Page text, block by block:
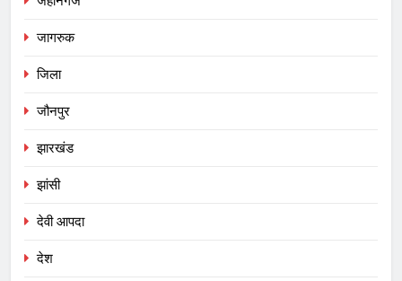
जागरुक
जिला
जौनपुर
झारखंड
झांसी
देवी आपदा
देश